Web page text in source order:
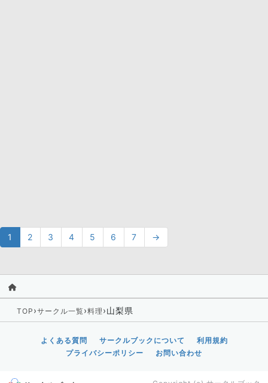
1 2 3 4 5 6 7 →
TOP ›サークル一覧›料理 ›山梨県
よくある質問 サークルブックについて
利用規約
プライバシーポリシー
お問い合わせ